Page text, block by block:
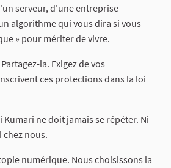
serveur, d'une entreprise
algorithme qui vous dira si vous
» pour mériter de vivre.
la. Exigez de vos
ces protections dans la loi
ne doit jamais se répéter. Ni
chez nous.
numérique. Nous choisissons la